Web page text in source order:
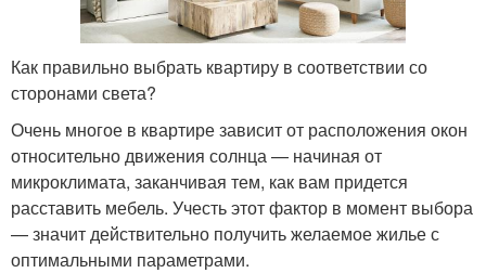
Как правильно выбрать квартиру в соответствии со
сторонами света?
Очень многое в квартире зависит от расположения окон
относительно движения солнца — начиная от
микроклимата, заканчивая тем, как вам придется
расставить мебель. Учесть этот фактор в момент выбора
— значит действительно получить желаемое жилье с
оптимальными параметрами.